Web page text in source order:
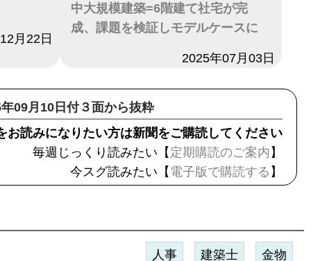
月22日
中大規模建築=6階建て社宅が完
成、課題を検証しモデルケースに
2025年07月03日
09月10日付３面から抜粋
お読みになりたい方は新聞をご購読してください
毎週じっくり読みたい【 定期購読のご案内 】
今スグ読みたい【 電子版で購読する 】
人事 建築士 金物